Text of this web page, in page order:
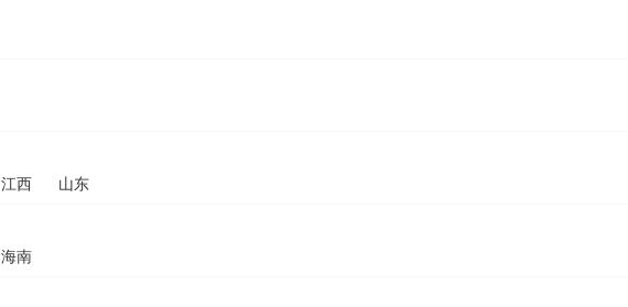
江西 山东
海南